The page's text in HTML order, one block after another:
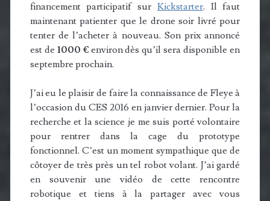
financement participatif sur Kickstarter. Il faut
maintenant patienter que le drone soir livré pour
tenter de l’acheter à nouveau. Son prix annoncé
est de 1000 € environ dès qu’il sera disponible en
septembre prochain.
J’ai eu le plaisir de faire la connaissance de Fleye à
l’occasion du CES 2016 en janvier dernier. Pour la
recherche et la science je me suis porté volontaire
pour rentrer dans la cage du prototype
fonctionnel. C’est un moment sympathique que de
côtoyer de très près un tel robot volant. J’ai gardé
en souvenir une vidéo de cette rencontre
robotique et tiens à la partager avec vous